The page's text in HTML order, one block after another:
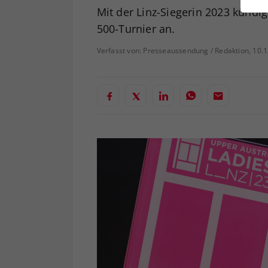
Mit der Linz-Siegerin 2023
500-Turnier an.
Verfasst von: Presseaussendung / Redaktion,